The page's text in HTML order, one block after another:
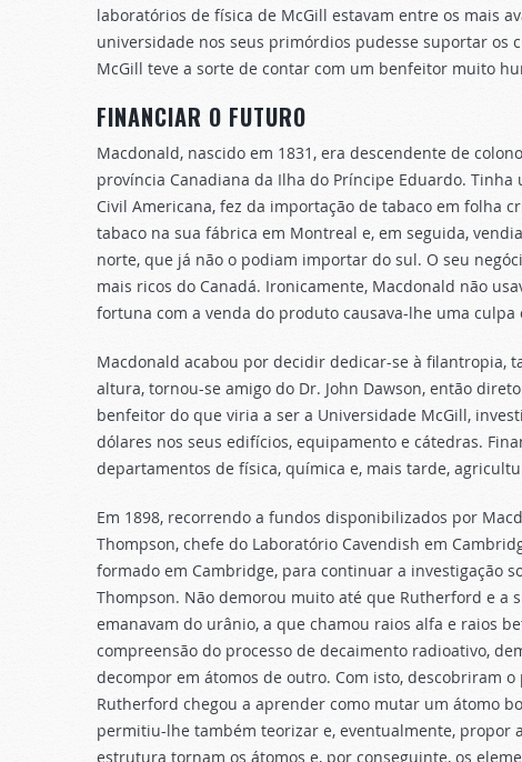
laboratórios de física de McGill estavam entre os mais
universidade nos seus primórdios pudesse suportar
McGill teve a sorte de contar com um benfeitor muito
FINANCIAR O FUTURO
Macdonald, nascido em 1831, era descendente de
província Canadiana da Ilha do Príncipe Eduardo.
Civil Americana, fez da importação de tabaco em folha
tabaco na sua fábrica em Montreal e, em seguida,
norte, que já não o podiam importar do sul. O seu
mais ricos do Canadá. Ironicamente, Macdonald não
fortuna com a venda do produto causava-lhe uma culpa
Macdonald acabou por decidir dedicar-se à filantropia,
altura, tornou-se amigo do Dr. John Dawson, então
benfeitor do que viria a ser a Universidade McGill,
dólares nos seus edifícios, equipamento e cátedras.
departamentos de física, química e, mais tarde,
Em 1898, recorrendo a fundos disponibilizados por
Thompson, chefe do Laboratório Cavendish em
formado em Cambridge, para continuar a investigação
Thompson. Não demorou muito até que Rutherford e
emanavam do urânio, a que chamou raios alfa e raios
compreensão do processo de decaimento radioativo,
decompor em átomos de outro. Com isto, descobriram
Rutherford chegou a aprender como mutar um átomo
permitiu-lhe também teorizar e, eventualmente, propor
estrutura tornam os átomos e, por conseguinte, os